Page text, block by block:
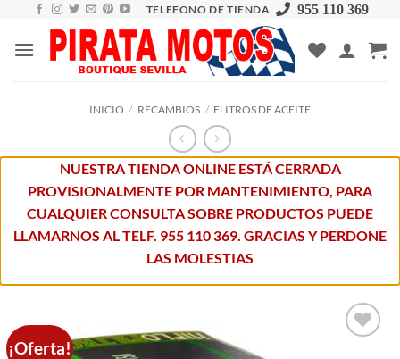
content
TELEFONO DE TIENDA 955 110 369
INICIO / RECAMBIOS / FLITROS DE ACEITE
NUESTRA TIENDA ONLINE ESTÁ CERRADA
PROVISIONALMENTE POR MANTENIMIENTO, PARA
CUALQUIER CONSULTA SOBRE PRODUCTOS PUEDE
LLAMARNOS AL TELF. 955 110 369. GRACIAS Y PERDONE
LAS MOLESTIAS
¡Oferta!